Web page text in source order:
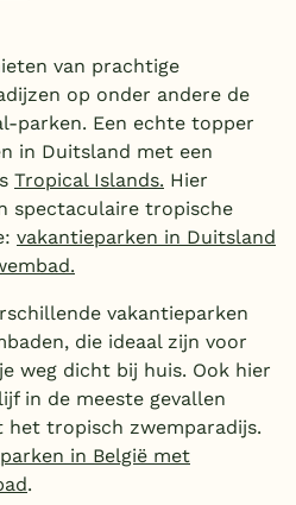
van prachtige
op onder andere de
parken. Een echte topper
in Duitsland met een
Tropical Islands. Hier
spectaculaire tropische
vakantieparken in Duitsland
vakantieparken
die ideaal zijn voor
weg dicht bij huis. Ook hier
in de meeste gevallen
tropisch zwemparadijs.
in België met
.